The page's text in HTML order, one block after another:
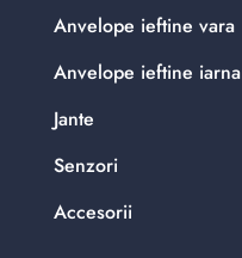
Anvelope ieftine vara
Anvelope ieftine iarna
Jante
Senzori
Accesorii